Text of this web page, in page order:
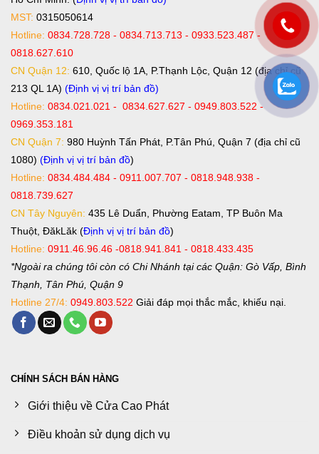
MST: 0315050614
Hotline: 0834.728.728 - 0834.713.713 - 0933.523.487 -
0818.627.610
CN Quận 12: 610, Quốc lộ 1A, P.Thạnh Lộc, Quận 12 (địa chỉ cũ
213 QL 1A) (Định vị vị trí bản đồ)
Hotline: 0834.021.021 - 0834.627.627 - 0949.803.522 -
0969.353.181
CN Quận 7: 980 Huỳnh Tấn Phát, P.Tân Phú, Quận 7 (địa chỉ cũ
1080) (Định vị vị trí bản đồ)
Hotline: 0834.484.484 - 0911.007.707 - 0818.948.938 -
0818.739.627
CN Tây Nguyên: 435 Lê Duẩn, Phường Eatam, TP Buôn Ma
Thuột, ĐăkLăk (Định vị vị trí bản đồ)
Hotline: 0911.46.96.46 -0818.941.841 - 0818.433.435
*Ngoài ra chúng tôi còn có Chi Nhánh tại các Quận: Gò Vấp, Bình
Thạnh, Tân Phú, Quận 9
Hotline 27/4: 0949.803.522 Giải đáp mọi thắc mắc, khiếu nại.
CHÍNH SÁCH BÁN HÀNG
Giới thiệu về Cửa Cao Phát
Điều khoản sử dụng dịch vụ